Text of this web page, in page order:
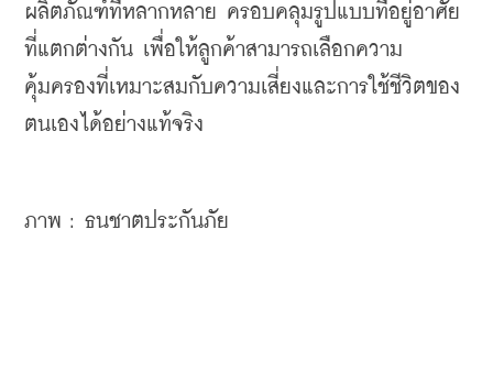
ผลิตภัณฑ์ที่หลากหลาย ครอบคลุมรูปแบบที่อยู่อาศัย
ที่แตกต่างกัน เพื่อให้ลูกค้าสามารถเลือกความ
คุ้มครองที่เหมาะสมกับความเสี่ยงและการใช้ชีวิตของ
ตนเองได้อย่างแท้จริง
ภาพ : ธนชาตประกันภัย